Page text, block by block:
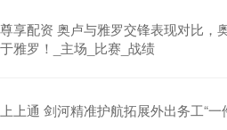
尊享配资 奥卢与雅罗交锋表现对比，
于雅罗！_主场_比赛_战绩
上上通 剑河精准护航拓展外出务工“一